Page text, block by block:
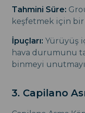
Tahmini Süre:
keşfetmek için
İpuçları: Yürüyüş
hava durumunu
binmeyi
3. Capilano